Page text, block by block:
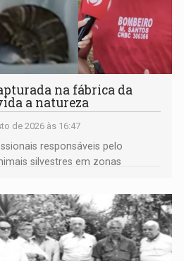
na fábrica da
a natureza
de 2026 às 16:47
responsáveis pelo
silvestres em zonas